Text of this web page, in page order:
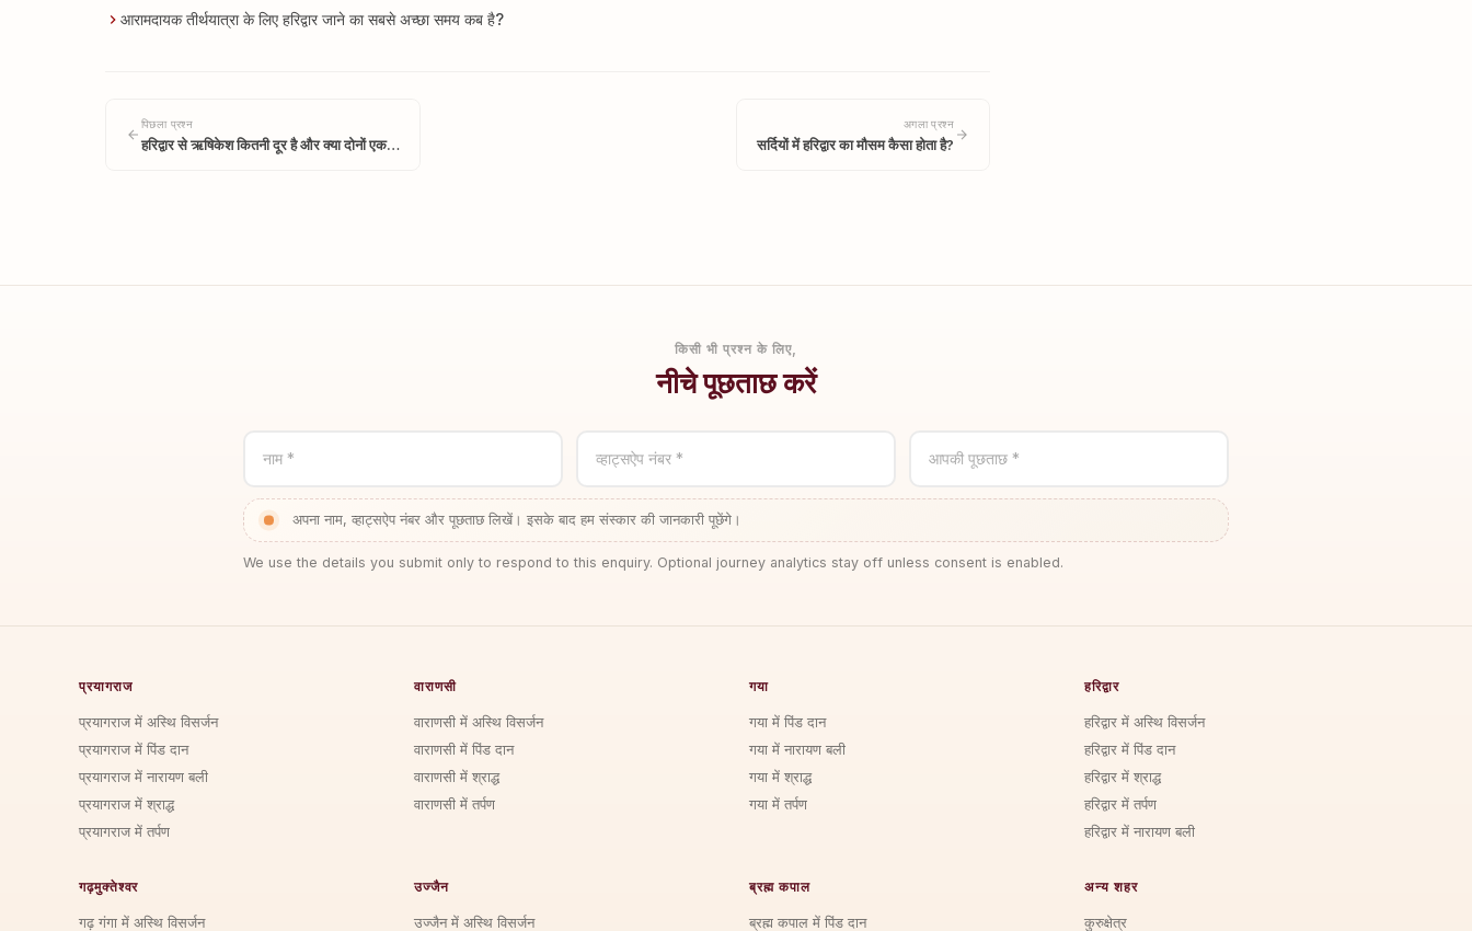
आरामदायक तीर्थयात्रा के लिए हरिद्वार जाने का सबसे अच्छा समय कब है?
पिछला प्रश्न
हरिद्वार से ऋषिकेश कितनी दूर है और क्या दोनों एक…
अगला प्रश्न
सर्दियों में हरिद्वार का मौसम कैसा होता है?
किसी भी प्रश्न के लिए,
नीचे पूछताछ करें
नाम * व्हाट्सऐप नंबर * आपकी पूछताछ *
अपना नाम, व्हाट्सऐप नंबर और पूछताछ लिखें। इसके बाद हम संस्कार की जानकारी पूछेंगे।
We use the details you submit only to respond to this enquiry. Optional journey analytics stay off unless consent is enabled.
प्रयागराज
प्रयागराज में अस्थि विसर्जन
प्रयागराज में पिंड दान
प्रयागराज में नारायण बली
प्रयागराज में श्राद्ध
प्रयागराज में तर्पण
वाराणसी
वाराणसी में अस्थि विसर्जन
वाराणसी में पिंड दान
वाराणसी में श्राद्ध
वाराणसी में तर्पण
गया
गया में पिंड दान
गया में नारायण बली
गया में श्राद्ध
गया में तर्पण
हरिद्वार
हरिद्वार में अस्थि विसर्जन
हरिद्वार में पिंड दान
हरिद्वार में श्राद्ध
हरिद्वार में तर्पण
हरिद्वार में नारायण बली
गढ़मुक्तेश्वर
गढ़ गंगा में अस्थि विसर्जन
उज्जैन
उज्जैन में अस्थि विसर्जन
ब्रह्म कपाल
ब्रह्म कपाल में पिंड दान
अन्य शहर
कुरुक्षेत्र